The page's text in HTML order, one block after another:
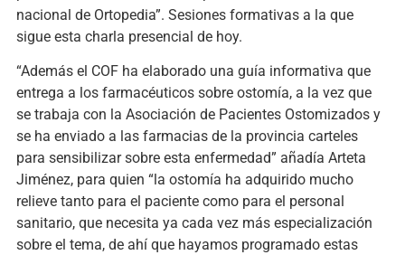
nacional de Ortopedia”. Sesiones formativas a la que
sigue esta charla presencial de hoy.
“Además el COF ha elaborado una guía informativa que
entrega a los farmacéuticos sobre ostomía, a la vez que
se trabaja con la Asociación de Pacientes Ostomizados y
se ha enviado a las farmacias de la provincia carteles
para sensibilizar sobre esta enfermedad” añadía Arteta
Jiménez, para quien “la ostomía ha adquirido mucho
relieve tanto para el paciente como para el personal
sanitario, que necesita ya cada vez más especialización
sobre el tema, de ahí que hayamos programado estas